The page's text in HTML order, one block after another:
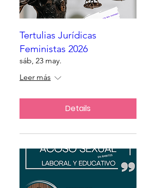
Tertulias Jurídicas
Feministas 2026
sáb, 23 may.
Leer más
Details